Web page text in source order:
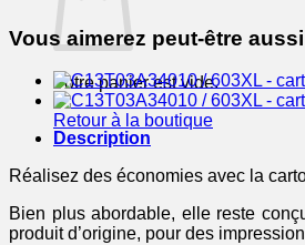
Votre panier est vide.
Retour à la boutique
Vous aimerez peut-être
Description
Réalisez des économies avec la
Bien plus abordable, elle reste
produit d’origine, pour des